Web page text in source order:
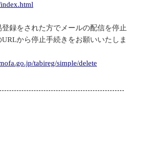
録をされた方でメールの配信を停止
から停止手続きをお願いいたしま
tabireg/simple/delete